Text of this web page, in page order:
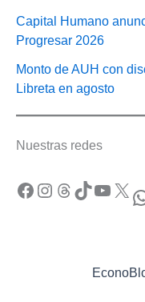
Capital Humano
Progresar 2026
Monto de AUH con
Libreta en agosto
Nuestras redes
Facebook Instagram Threads TikTok YouTube X WhatsApp